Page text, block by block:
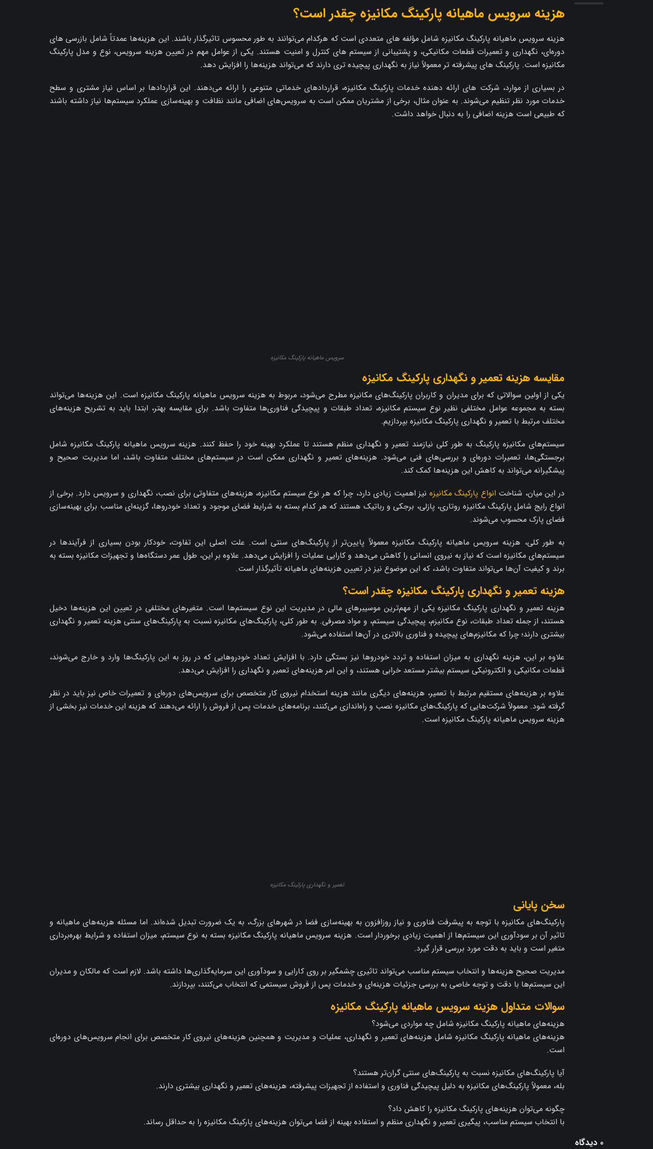
هزینه سرویس ماهیانه پارکینگ مکانیزه چقدر است؟
هزینه سرویس ماهیانه پارکینگ مکانیزه شامل مؤلفه‌ های متعددی است که هرکدام می‌توانند به طور محسوس تاثیرگذار باشند. این هزینه‌ها عمدتاً شامل بازرسی‌ های
دوره‌ای، نگهداری و تعمیرات قطعات مکانیکی، و پشتیبانی از سیستم‌ های کنترل و امنیت هستند. یکی از عوامل مهم در تعیین هزینه سرویس، نوع و مدل پارکینگ
مکانیزه است. پارکینگ‌ های پیشرفته‌ تر معمولاً نیاز به نگهداری پیچیده‌ تری دارند که می‌تواند هزینه‌ها را افزایش دهد.
در بسیاری از موارد، شرکت‌ های ارائه‌ دهنده خدمات پارکینگ مکانیزه، قراردادهای خدماتی متنوعی را ارائه می‌دهند. این قراردادها بر اساس نیاز مشتری و سطح
خدمات مورد نظر تنظیم می‌شوند. به عنوان مثال، برخی از مشتریان ممکن است به سرویس‌های اضافی مانند نظافت و بهینه‌سازی عملکرد سیستم‌ها نیاز داشته باشند
که طبیعی است هزینه اضافی را به دنبال خواهد داشت.
سرویس ماهیانه پارکینگ مکانیزه
مقایسه هزینه تعمیر و نگهداری پارکینگ مکانیزه
یکی از اولین سوالاتی که برای مدیران و کاربران پارکینگ‌های مکانیزه مطرح می‌شود، مربوط به هزینه سرویس ماهیانه پارکینگ مکانیزه است. این هزینه‌ها می‌تواند
بسته به مجموعه عوامل مختلفی نظیر نوع سیستم مکانیزه، تعداد طبقات و پیچیدگی فناوری‌ها متفاوت باشد. برای مقایسه بهتر، ابتدا باید به تشریح هزینه‌های
مختلف مرتبط با تعمیر و نگهداری پارکینگ مکانیزه بپردازیم.
سیستم‌های مکانیزه پارکینگ به طور کلی نیازمند تعمیر و نگهداری منظم هستند تا عملکرد بهینه خود را حفظ کنند. هزینه سرویس ماهیانه پارکینگ مکانیزه شامل
برجستگی‌ها، تعمیرات دوره‌ای و بررسی‌های فنی می‌شود. هزینه‌های تعمیر و نگهداری ممکن است در سیستم‌های مختلف متفاوت باشد، اما مدیریت صحیح و
پیشگیرانه می‌تواند به کاهش این هزینه‌ها کمک کند.
در این میان، شناخت انواع پارکینگ مکانیزه نیز اهمیت زیادی دارد، چرا که هر نوع سیستم مکانیزه، هزینه‌های متفاوتی برای نصب، نگهداری و سرویس دارد. برخی از
انواع رایج شامل پارکینگ مکانیزه روتاری، پازلی، برجکی و رباتیک هستند که هر کدام بسته به شرایط فضای موجود و تعداد خودروها، گزینه‌ای مناسب برای بهینه‌سازی
فضای پارک محسوب می‌شوند.
به طور کلی، هزینه سرویس ماهیانه پارکینگ مکانیزه معمولاً پایین‌تر از پارکینگ‌های سنتی است. علت اصلی این تفاوت، خودکار بودن بسیاری از فرآیندها در
سیستم‌های مکانیزه است که نیاز به نیروی انسانی را کاهش می‌دهد و کارایی عملیات را افزایش می‌دهد. علاوه بر این، طول عمر دستگاه‌ها و تجهیزات مکانیزه بسته به
برند و کیفیت آن‌ها می‌تواند متفاوت باشد، که این موضوع نیز در تعیین هزینه‌های ماهیانه تأثیرگذار است.
هزینه تعمیر و نگهداری پارکینگ مکانیزه چقدر است؟
هزینه تعمیر و نگهداری پارکینگ مکانیزه یکی از مهم‌ترین موسیبرهای مالی در مدیریت این نوع سیستم‌ها است. متغیرهای مختلفی در تعیین این هزینه‌ها دخیل
هستند، از جمله تعداد طبقات، نوع مکانیزم، پیچیدگی سیستم، و مواد مصرفی. به طور کلی، پارکینگ‌های مکانیزه نسبت به پارکینگ‌های سنتی هزینه تعمیر و نگهداری
بیشتری دارند؛ چرا که مکانیزم‌های پیچیده و فناوری بالاتری در آن‌ها استفاده می‌شود.
علاوه بر این، هزینه نگهداری به میزان استفاده و تردد خودروها نیز بستگی دارد. با افزایش تعداد خودروهایی که در روز به این پارکینگ‌ها وارد و خارج می‌شوند،
قطعات مکانیکی و الکترونیکی سیستم بیشتر مستعد خرابی هستند، و این امر هزینه‌های تعمیر و نگهداری را افزایش می‌دهد.
علاوه بر هزینه‌های مستقیم مرتبط با تعمیر، هزینه‌های دیگری مانند هزینه استخدام نیروی کار متخصص برای سرویس‌های دوره‌ای و تعمیرات خاص نیز باید در نظر
گرفته شود. معمولاً شرکت‌هایی که پارکینگ‌های مکانیزه نصب و راه‌اندازی می‌کنند، برنامه‌های خدمات پس از فروش را ارائه می‌دهند که هزینه این خدمات نیز بخشی از
هزینه سرویس ماهیانه پارکینگ مکانیزه است.
تعمیر و نگهداری پارکینگ مکانیزه
سخن پایانی
پارکینگ‌های مکانیزه با توجه به پیشرفت فناوری و نیاز روزافزون به بهینه‌سازی فضا در شهرهای بزرگ، به یک ضرورت تبدیل شده‌اند. اما مسئله هزینه‌های ماهیانه و
تاثیر آن بر سودآوری این سیستم‌ها از اهمیت زیادی برخوردار است. هزینه سرویس ماهیانه پارکینگ مکانیزه بسته به نوع سیستم، میزان استفاده و شرایط بهره‌برداری
متغیر است و باید به دقت مورد بررسی قرار گیرد.
مدیریت صحیح هزینه‌ها و انتخاب سیستم مناسب می‌تواند تاثیری چشمگیر بر روی کارایی و سودآوری این سرمایه‌گذاری‌ها داشته باشد. لازم است که مالکان و مدیران
این سیستم‌ها با دقت و توجه خاصی به بررسی جزئیات هزینه‌ای و خدمات پس از فروش سیستمی که انتخاب می‌کنند، بپردازند.
سوالات متداول هزینه سرویس ماهیانه پارکینگ مکانیزه
هزینه‌های ماهیانه پارکینگ مکانیزه شامل چه مواردی می‌شود؟
هزینه‌های ماهیانه پارکینگ مکانیزه شامل هزینه‌های تعمیر و نگهداری، عملیات و مدیریت و همچنین هزینه‌های نیروی کار متخصص برای انجام سرویس‌های دوره‌ای
است.
آیا پارکینگ‌های مکانیزه نسبت به پارکینگ‌های سنتی گران‌تر هستند؟
بله، معمولاً پارکینگ‌های مکانیزه به دلیل پیچیدگی فناوری و استفاده از تجهیزات پیشرفته، هزینه‌های تعمیر و نگهداری بیشتری دارند.
چگونه می‌توان هزینه‌های پارکینگ مکانیزه را کاهش داد؟
با انتخاب سیستم مناسب، پیگیری تعمیر و نگهداری منظم و استفاده بهینه از فضا می‌توان هزینه‌های پارکینگ مکانیزه را به حداقل رساند.
۰ دیدگاه